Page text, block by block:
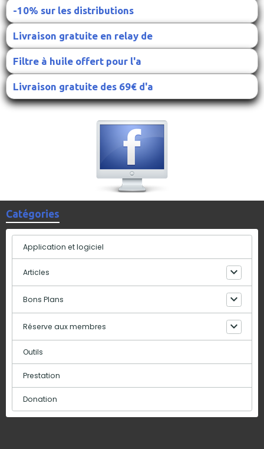
-10% sur les distributions
Livraison gratuite en relay de
Filtre à huile offert pour l'a
Livraison gratuite des 69€ d'a
Catégories
Application et logiciel
Articles
Bons Plans
Réserve aux membres
Outils
Prestation
Donation